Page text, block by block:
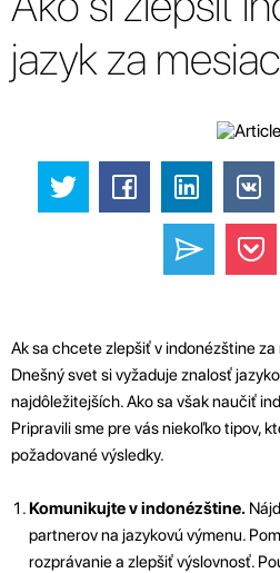
jazyk za mesiac
Ak sa chcete zlepšiť v indonézštine
Dnešný svet si vyžaduje znalosť
najdôležitejších. Ako sa však naučiť
Pripravili sme pre vás niekoľko tipov,
požadované výsledky.
Komunikujte v indonézštine.
partnerov na jazykovú výmenu.
rozprávanie a zlepšiť výslovnosť.